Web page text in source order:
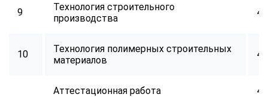
9
Технология строительного
производства
40
10
Технология полимерных строительных
материалов
40
Аттестационная работа 40